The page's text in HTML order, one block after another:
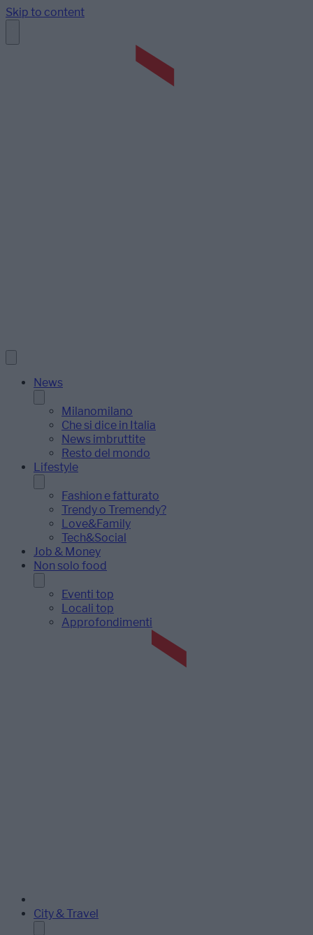
Skip to content
News
Milanomilano
Che si dice in Italia
News imbruttite
Resto del mondo
Lifestyle
Fashion e fatturato
Trendy o Tremendy?
Love&Family
Tech&Social
Job & Money
Non solo food
Eventi top
Locali top
Approfondimenti
City & Travel